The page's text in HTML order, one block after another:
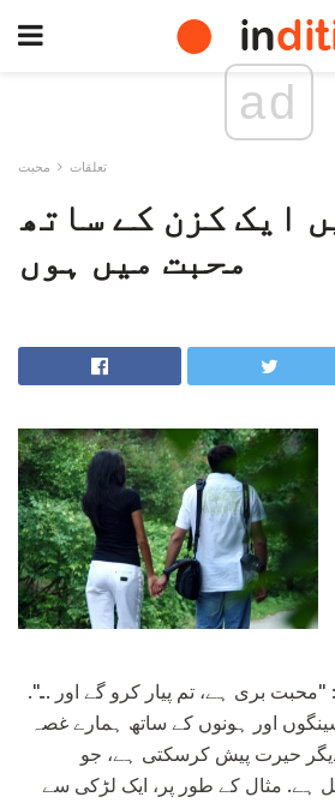
ad
تعلقات محبت
ایک کزن کے ساتھ
محبت میں ہوں
"محبت بری ہے، تم پیار کرو گے اور ...".
اور ہونوں کے ساتھ ہمارے غصہ
دیگر حیرت پیش کرسکتی ہے، جو
مثال کے طور پر، ایک لڑکی سے